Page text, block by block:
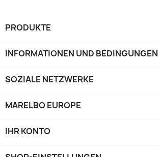
PRODUKTE
INFORMATIONEN UND BEDINGUNGEN
SOZIALE NETZWERKE
MARELBO EUROPE
IHR KONTO